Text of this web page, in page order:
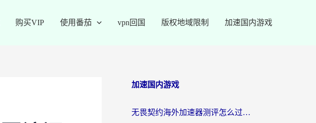
购买VIP 使用番茄 vpn回国 版权地域限制 加速国内游戏
加速国内游戏
无畏契约海外加速器测评怎么过？海外玩家亲测实用指南（附小众技巧）